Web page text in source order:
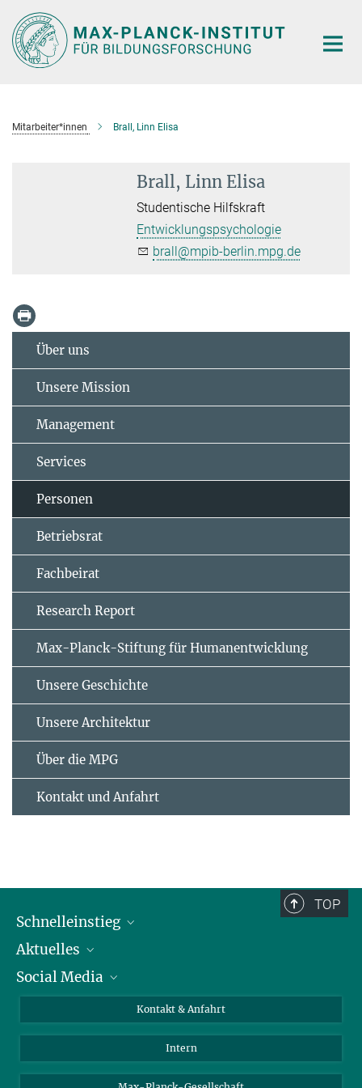
Hauptinhalt
Mitarbeiter*innen Brall, Linn Elisa
Brall, Linn Elisa
Studentische Hilfskraft
Entwicklungspsychologie
brall@mpib-berlin.mpg.de
Über uns
Unsere Mission
Management
Services
Personen
Betriebsrat
Fachbeirat
Research Report
Max-Planck-Stiftung für Humanentwicklung
Unsere Geschichte
Unsere Architektur
Über die MPG
Kontakt und Anfahrt
TOP
Schnelleinstieg
Personen
Pressebereich
Aktuelles
Stellenangebote
Social Media
LinkedIn
Kontakt & Anfahrt
Intern